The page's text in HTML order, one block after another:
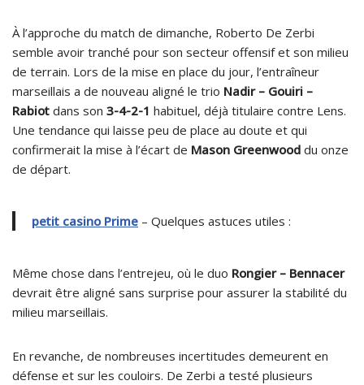
À l’approche du match de dimanche, Roberto De Zerbi
semble avoir tranché pour son secteur offensif et son milieu
de terrain. Lors de la mise en place du jour, l’entraîneur
marseillais a de nouveau aligné le trio Nadir – Gouiri –
Rabiot dans son 3-4-2-1 habituel, déjà titulaire contre Lens.
Une tendance qui laisse peu de place au doute et qui
confirmerait la mise à l’écart de Mason Greenwood du onze
de départ.
petit casino Prime – Quelques astuces utiles :
Même chose dans l’entrejeu, où le duo Rongier – Bennacer
devrait être aligné sans surprise pour assurer la stabilité du
milieu marseillais.
En revanche, de nombreuses incertitudes demeurent en
défense et sur les couloirs. De Zerbi a testé plusieurs